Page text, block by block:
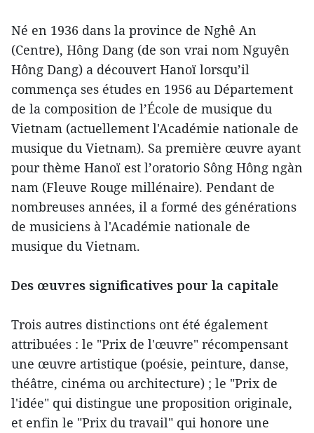
Né en 1936 dans la province de Nghê An
(Centre), Hông Dang (de son vrai nom Nguyên
Hông Dang) a découvert Hanoï lorsqu’il
commença ses études en 1956 au Département
de la composition de l’École de musique du
Vietnam (actuellement l'Académie nationale de
musique du Vietnam). Sa première œuvre ayant
pour thème Hanoï est l’oratorio Sông Hông ngàn
nam (Fleuve Rouge millénaire). Pendant de
nombreuses années, il a formé des générations
de musiciens à l'Académie nationale de
musique du Vietnam.
Des œuvres significatives pour la capitale
Trois autres distinctions ont été également
attribuées : le "Prix de l'œuvre" récompensant
une œuvre artistique (poésie, peinture, danse,
théâtre, cinéma ou architecture) ; le "Prix de
l'idée" qui distingue une proposition originale,
et enfin le "Prix du travail" qui honore une